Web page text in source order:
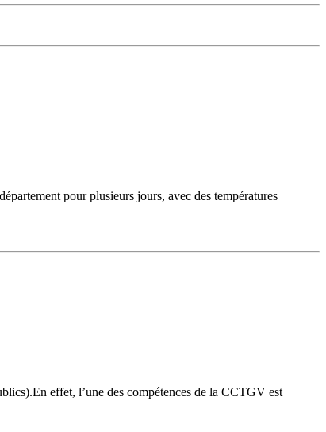
pour plusieurs jours, avec des températures
effet, l’une des compétences de la CCTGV est